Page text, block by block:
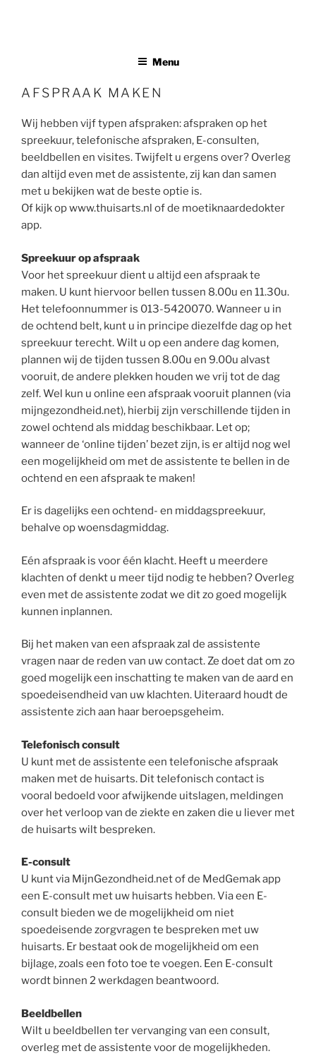
Menu
AFSPRAAK MAKEN
Wij hebben vijf typen afspraken: afspraken op het
spreekuur, telefonische afspraken, E-consulten,
beeldbellen en visites. Twijfelt u ergens over? Overleg
dan altijd even met de assistente, zij kan dan samen
met u bekijken wat de beste optie is.
Of kijk op www.thuisarts.nl of de moetiknaardedokter
app.
Spreekuur op afspraak
Voor het spreekuur dient u altijd een afspraak te
maken. U kunt hiervoor bellen tussen 8.00u en 11.30u.
Het telefoonnummer is 013-5420070. Wanneer u in
de ochtend belt, kunt u in principe diezelfde dag op het
spreekuur terecht. Wilt u op een andere dag komen,
plannen wij de tijden tussen 8.00u en 9.00u alvast
vooruit, de andere plekken houden we vrij tot de dag
zelf. Wel kun u online een afspraak vooruit plannen (via
mijngezondheid.net), hierbij zijn verschillende tijden in
zowel ochtend als middag beschikbaar. Let op;
wanneer de ‘online tijden’ bezet zijn, is er altijd nog wel
een mogelijkheid om met de assistente te bellen in de
ochtend en een afspraak te maken!
Er is dagelijks een ochtend- en middagspreekuur,
behalve op woensdagmiddag.
Eén afspraak is voor één klacht. Heeft u meerdere
klachten of denkt u meer tijd nodig te hebben? Overleg
even met de assistente zodat we dit zo goed mogelijk
kunnen inplannen.
Bij het maken van een afspraak zal de assistente
vragen naar de reden van uw contact. Ze doet dat om zo
goed mogelijk een inschatting te maken van de aard en
spoedeisendheid van uw klachten. Uiteraard houdt de
assistente zich aan haar beroepsgeheim.
Telefonisch consult
U kunt met de assistente een telefonische afspraak
maken met de huisarts. Dit telefonisch contact is
vooral bedoeld voor afwijkende uitslagen, meldingen
over het verloop van de ziekte en zaken die u liever met
de huisarts wilt bespreken.
E-consult
U kunt via MijnGezondheid.net of de MedGemak app
een E-consult met uw huisarts hebben. Via een E-
consult bieden we de mogelijkheid om niet
spoedeisende zorgvragen te bespreken met uw
huisarts. Er bestaat ook de mogelijkheid om een
bijlage, zoals een foto toe te voegen. Een E-consult
wordt binnen 2 werkdagen beantwoord.
Beeldbellen
Wilt u beeldbellen ter vervanging van een consult,
overleg met de assistente voor de mogelijkheden.